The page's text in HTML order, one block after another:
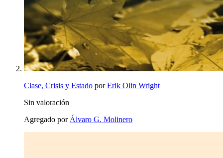
Clase, Crisis y Estado porErik Olin Wright
Sin valoración
Agregado por Álvaro G. Molinero